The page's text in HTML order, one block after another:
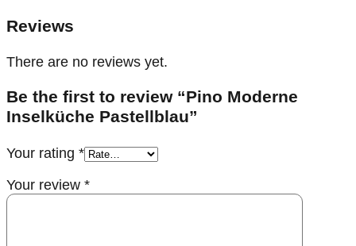
Reviews
There are no reviews yet.
Be the first to review “Pino Moderne
Inselküche Pastellblau”
Your rating *
Your review *